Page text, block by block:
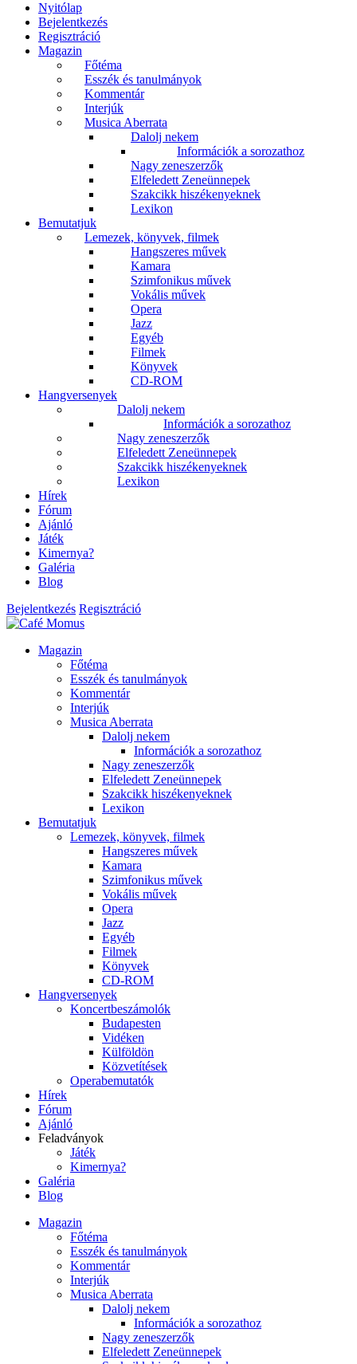
Nyitólap
Bejelentkezés
Regisztráció
Magazin
Főtéma
Esszék és tanulmányok
Kommentár
Interjúk
Musica Aberrata
Dalolj nekem
Információk a sorozathoz
Nagy zeneszerzők
Elfeledett Zeneünnepek
Szakcikk hiszékenyeknek
Lexikon
Bemutatjuk
Lemezek, könyvek, filmek
Hangszeres művek
Kamara
Szimfonikus művek
Vokális művek
Opera
Jazz
Egyéb
Filmek
Könyvek
CD-ROM
Hangversenyek
Dalolj nekem
Információk a sorozathoz
Nagy zeneszerzők
Elfeledett Zeneünnepek
Szakcikk hiszékenyeknek
Lexikon
Hírek
Fórum
Ajánló
Játék
Kimernya?
Galéria
Blog
Bejelentkezés Regisztráció
Magazin
Főtéma
Esszék és tanulmányok
Kommentár
Interjúk
Musica Aberrata
Dalolj nekem
Információk a sorozathoz
Nagy zeneszerzők
Elfeledett Zeneünnepek
Szakcikk hiszékenyeknek
Lexikon
Bemutatjuk
Lemezek, könyvek, filmek
Hangszeres művek
Kamara
Szimfonikus művek
Vokális művek
Opera
Jazz
Egyéb
Filmek
Könyvek
CD-ROM
Hangversenyek
Koncertbeszámolók
Budapesten
Vidéken
Külföldön
Közvetítések
Operabemutatók
Hírek
Fórum
Ajánló
Feladványok
Játék
Kimernya?
Galéria
Blog
Magazin
Főtéma
Esszék és tanulmányok
Kommentár
Interjúk
Musica Aberrata
Dalolj nekem
Információk a sorozathoz
Nagy zeneszerzők
Elfeledett Zeneünnepek